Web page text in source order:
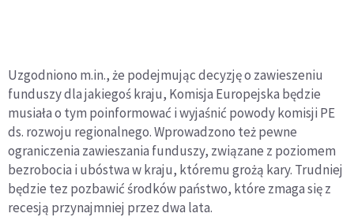
Uzgodniono m.in., że podejmując decyzję o zawieszeniu
funduszy dla jakiegoś kraju, Komisja Europejska będzie
musiała o tym poinformować i wyjaśnić powody komisji PE
ds. rozwoju regionalnego. Wprowadzono też pewne
ograniczenia zawieszania funduszy, związane z poziomem
bezrobocia i ubóstwa w kraju, któremu grożą kary. Trudniej
będzie tez pozbawić środków państwo, które zmaga się z
recesją przynajmniej przez dwa lata.